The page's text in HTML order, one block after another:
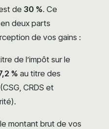
de 30 %. Ce
deux parts
de vos gains :
de l’impôt sur le
% au titre des
CRDS et
montant brut de vos